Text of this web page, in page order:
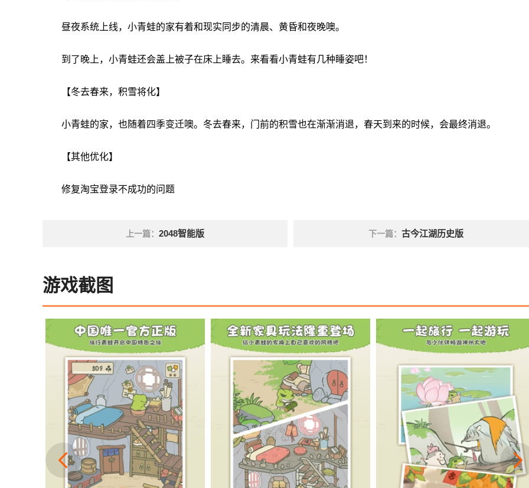
昼夜系统上线，小青蛙的家有着和现实同步的清晨、黄昏和夜晚噢。
到了晚上，小青蛙还会盖上被子在床上睡去。来看看小青蛙有几种睡姿吧！
【冬去春来，积雪将化】
小青蛙的家，也随着四季变迁噢。冬去春来，门前的积雪也在渐渐消退，春天到来的时候，会最终消退。
【其他优化】
修复淘宝登录不成功的问题
上一篇： 2048智能版 下一篇： 古今江湖历史版
游戏截图